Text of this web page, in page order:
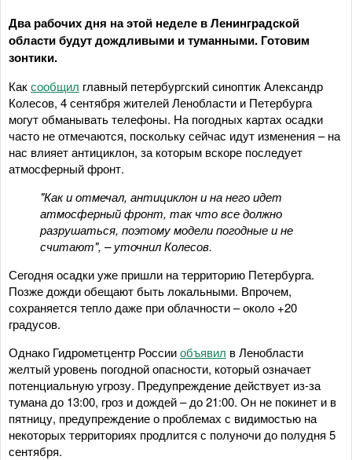
Два рабочих дня на этой неделе в Ленинградской
области будут дождливыми и туманными. Готовим
зонтики.
Каксообщил главный петербургский синоптик Александр
Колесов, 4 сентября жителей Ленобласти и Петербурга
могут обманывать телефоны. На погодных картах осадки
часто не отмечаются, поскольку сейчас идут изменения – на
нас влияет антициклон, за которым вскоре последует
атмосферный фронт.
"Как и отмечал, антициклон и на него идет
атмосферный фронт, так что все должно
разрушаться, поэтому модели погодные и не
считают", – уточнил Колесов.
Сегодня осадки уже пришли на территорию Петербурга.
Позже дожди обещают быть локальными. Впрочем,
сохраняется тепло даже при облачности – около +20
градусов.
Однако Гидрометцентр Россииобъявил в Ленобласти
желтый уровень погодной опасности, который означает
потенциальную угрозу. Предупреждение действует из-за
тумана до 13:00, гроз и дождей – до 21:00. Он не покинет и в
пятницу, предупреждение о проблемах с видимостью на
некоторых территориях продлится с полуночи до полудня 5
сентября.